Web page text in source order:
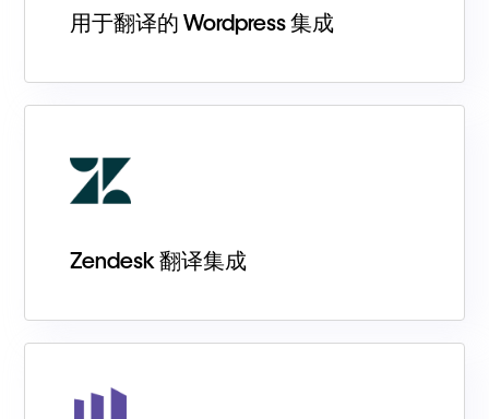
用于翻译的 Wordpress 集成
Zendesk 翻译集成